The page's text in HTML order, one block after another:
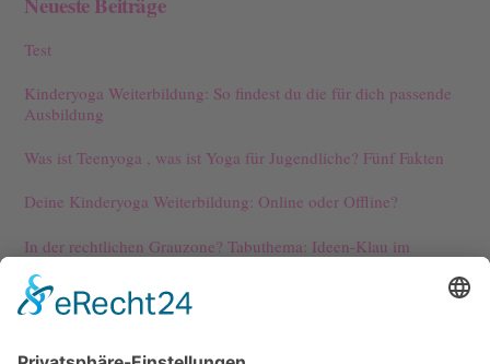
Test
Kinderyoga Weiterbildung: So findest du die für dich passende
Ausbildung
Was ist Teenyoga , was ist Yoga für Jugendliche? Fünf Fakten
Deine Kinderyoga Weiterbildung: Online oder Offline?
In der rechtlichen Grauzone? Tabuthema: Ideen-Klau im